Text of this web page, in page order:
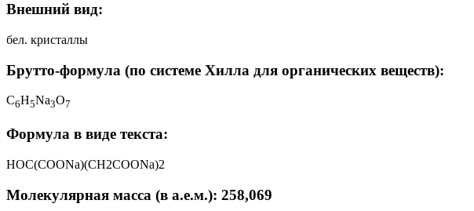
Внешний вид:
бел. кристаллы
Брутто-формула (по системе Хилла для органических веществ):
C6H5Na3O7
Формула в виде текста:
HOC(COONa)(CH2COONa)2
Молекулярная масса (в а.е.м.): 258,069